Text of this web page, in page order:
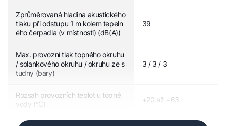
Zprůměrovaná hladina akustického
tlaku při odstupu 1 m kolem tepeln
ého čerpadla (v místnosti) (dB(A))
39
Max. provozní tlak topného okruhu
/ solankového okruhu / okruhu ze s
tudny (bary)
3 / 3 / 3
Rozsah provozních teplot u topné
vody (°C)
+20 až +63